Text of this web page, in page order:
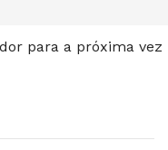
para a próxima vez